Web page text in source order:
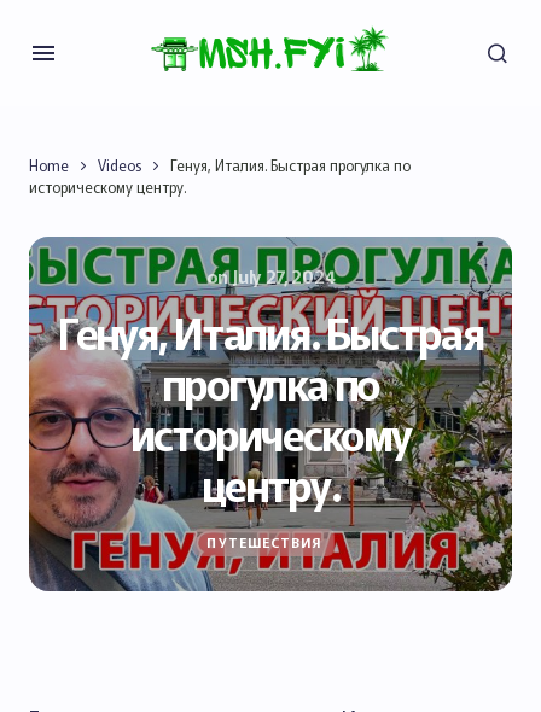
Home Videos
Генуя, Италия. Быстрая прогулка по
историческому центру.
on July 27, 2024
Генуя, Италия. Быстрая
прогулка по
историческому
центру.
ПУТЕШЕСТВИЯ